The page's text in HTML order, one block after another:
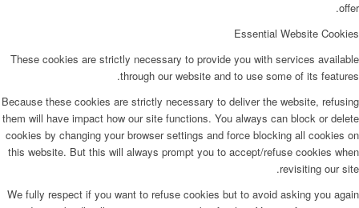
offer.
Essential Website Cookies
These cookies are strictly necessary to provide you with services available
through our website and to use some of its features.
Because these cookies are strictly necessary to deliver the website, refusing
them will have impact how our site functions. You always can block or delete
cookies by changing your browser settings and force blocking all cookies on
this website. But this will always prompt you to accept/refuse cookies when
revisiting our site.
We fully respect if you want to refuse cookies but to avoid asking you again